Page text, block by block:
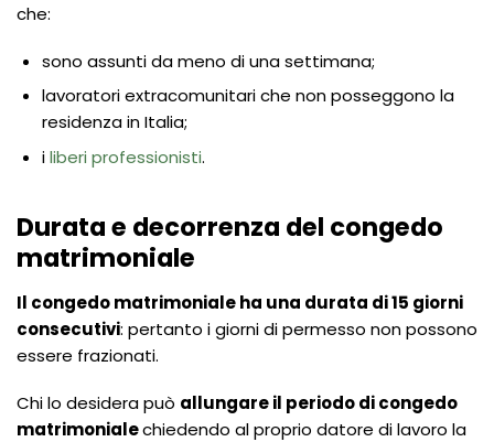
che:
sono assunti da meno di una settimana;
lavoratori extracomunitari che non posseggono la
residenza in Italia;
iliberi professionisti.
Durata e decorrenza del congedo
matrimoniale
Il congedo matrimoniale ha una durata di 15 giorni
consecutivi: pertanto i giorni di permesso non possono
essere frazionati.
Chi lo desidera può allungare il periodo di congedo
matrimonialechiedendo al proprio datore di lavoro la